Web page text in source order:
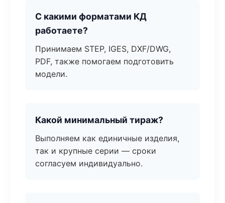
С какими форматами КД
работаете?
Принимаем STEP, IGES, DXF/DWG,
PDF, также помогаем подготовить
модели.
Какой минимальный тираж?
Выполняем как единичные изделия,
так и крупные серии — сроки
согласуем индивидуально.